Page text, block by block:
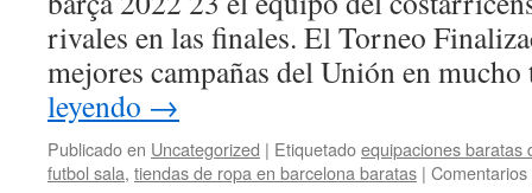
rivales en las finales. El Torneo
mejores campañas del Unión en
leyendo →
Publicado en Uncategorized | Etiquetadoequipaciones baratas
futbol sala, tiendas de ropa en barcelona baratas |